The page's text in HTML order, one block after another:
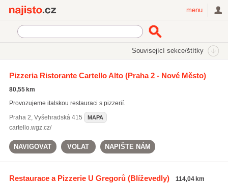
menu
Související sekce/štítky
italská kuchyně
alkoholické nápoje(5041)
Pizzeria Ristorante Cartello Alto(Praha 2 - Nové Město)
80,55 km
Provozujeme italskou restauraci s pizzerií.
Praha 2, Vyšehradská 415 MAPA
cartello.wgz.cz/
NAVIGOVAT VOLAT NAPIŠTE NÁM
Restaurace a Pizzerie U Gregorů(Blíževedly) 114,04 km